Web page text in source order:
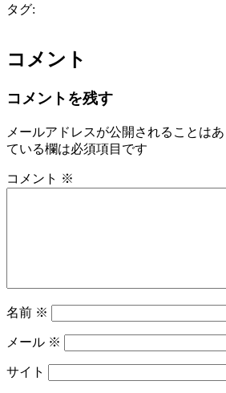
タグ:
コメント
コメントを残す
メールアドレスが公開されることはあ
ている欄は必須項目です
コメント ※
名前 ※
メール ※
サイト